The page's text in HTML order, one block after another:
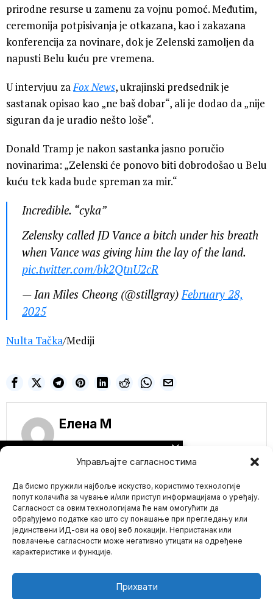
Управљајте сагласностима
Да бисмо пружили најбоље искуство, користимо технологије
попут колачића за чување и/или приступ информацијама о уређају.
Сагласност са овим технологијама ће нам омогућити да
обрађујемо податке као што су понашање при прегледању или
јединствени ИД-ови на овој веб локацији. Непристанак или
повлачење сагласности може негативно утицати на одређене
карактеристике и функције.
Прихвати
prirodne resurse u zamenu za vojnu pomoć. Međutim,
ceremonija potpisivanja je otkazana, kao i zakazana
konferencija za novinare, dok je Zelenski zamoljen da
napusti Belu kuću pre vremena.
U intervjuu zaFox News, ukrajinski predsednik je
sastanak opisao kao „ne baš dobar“, ali je dodao da „nije
siguran da je uradio nešto loše“.
Donald Tramp je nakon sastanka jasno poručio
novinarima: „Zelenski će ponovo biti dobrodošao u Belu
kuću tek kada bude spreman za mir.“
Incredible. “cyka”
Zelensky called JD Vance a bitch under his breath
when Vance was giving him the lay of the land.
pic.twitter.com/bk2QtnU2cR
— Ian Miles Cheong (@stillgray)February 28,
2025
Nulta Tačka/Mediji
Елена M
Mario zna Youtube
NE PROPUSTITE
JPMorgan pokreće
plaćanja kao sledeći
korak u orvelovskom
finansijskom nadzoru
JPMorgan je najavio da
će sledeće godine
pokrenuti biometrijski
sistem
LGBT aktivistkinja
UHAPŠENA i
OPTUŽENA za više